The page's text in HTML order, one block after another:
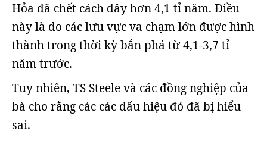
Hỏa đã chết cách đây hơn 4,1 tỉ năm. Điều
này là do các lưu vực va chạm lớn được hình
thành trong thời kỳ bắn phá từ 4,1-3,7 tỉ
năm trước.
Tuy nhiên, TS Steele và các đồng nghiệp của
bà cho rằng các các dấu hiệu đó đã bị hiểu
sai.